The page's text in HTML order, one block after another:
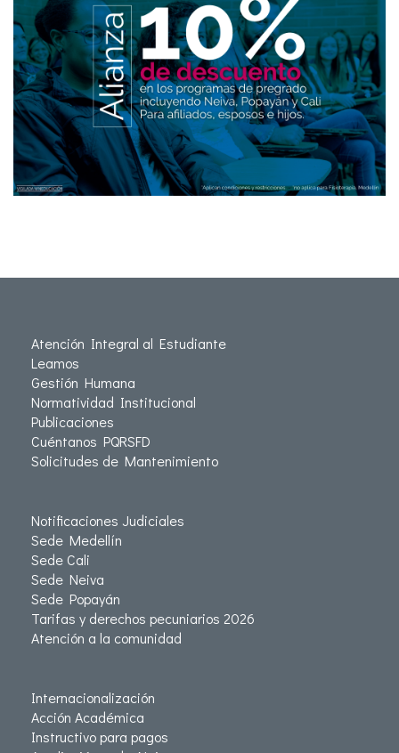
Atención Integral al Estudiante
Leamos
Gestión Humana
Normatividad Institucional
Publicaciones
Cuéntanos PQRSFD
Solicitudes de Mantenimiento
Notificaciones Judiciales
Sede Medellín
Sede Cali
Sede Neiva
Sede Popayán
Tarifas y derechos pecuniarios 2026
Atención a la comunidad
Internacionalización
Acción Académica
Instructivo para pagos